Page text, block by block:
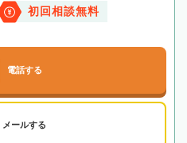
初回相談無料
電話する
メールする